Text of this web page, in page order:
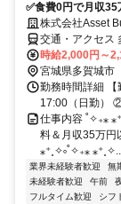
✅食費0円で月収35
株式会社Asset
交通・アクセス
時給2,000円～
宮城県多賀城市
勤務時間詳細
17:00（日勤）
仕事内容 ˚✧₊⁎
料＆月収35万円
⁎⁺˳✧༚˚✧₊⁎
業界未経験者歓迎 無
未経験者歓迎
午前
フルタイム歓迎
シフ